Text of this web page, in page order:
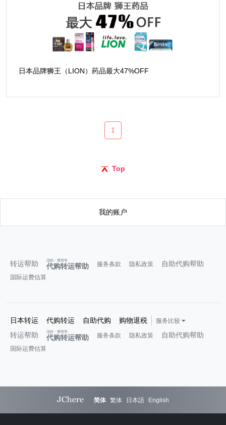
日本品牌狮王（LION）药品最大47%OFF
1
Top
我的账户
转运帮助 代购转运帮助
流程・费用等
服务条款 隐私政策 自助代购帮助
国际运费估算
日本转运 代购转运 自助代购 购物退税 服务比较
转运帮助 代购转运帮助
流程・费用等
服务条款 隐私政策 自助代购帮助
国际运费估算
简体 繁体 日本語 English